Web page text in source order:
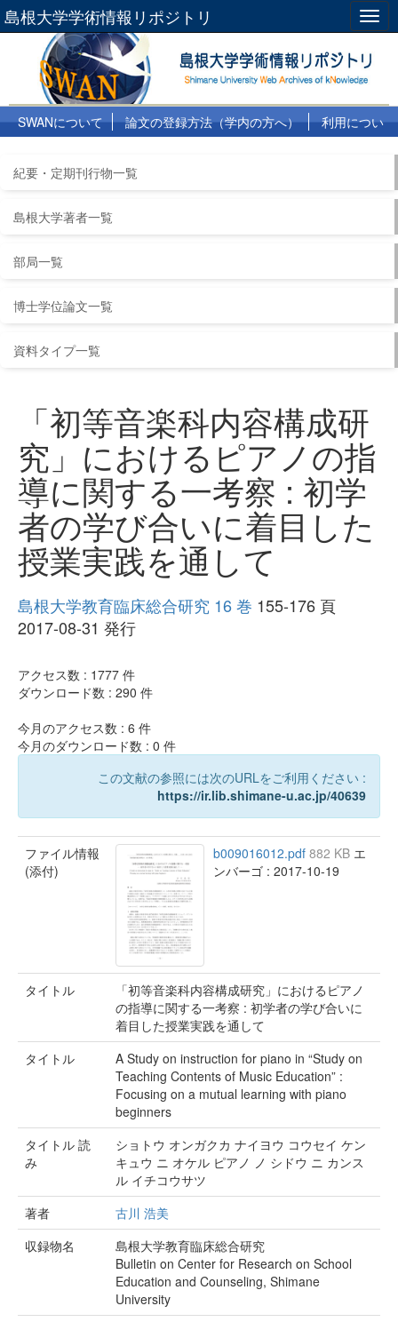
島根大学学術情報リポジトリ
SWANについて 論文の登録方法（学内の方へ）
利用につい
紀要・定期刊行物一覧
島根大学著者一覧
部局一覧
博士学位論文一覧
資料タイプ一覧
「初等音楽科内容構成研
究」におけるピアノの指
導に関する一考察 : 初学
者の学び合いに着目した
授業実践を通して
島根大学教育臨床総合研究 16 巻 155-176 頁
2017-08-31 発行
アクセス数 : 1777 件
ダウンロード数 : 290 件
今月のアクセス数 : 6 件
今月のダウンロード数 : 0 件
この文献の参照には次のURLをご利用ください :
https://ir.lib.shimane-u.ac.jp/40639
ファイル情報
(添付)
b009016012.pdf 882 KB エ
ンバーゴ : 2017-10-19
タイトル
「初等音楽科内容構成研究」におけるピアノ
の指導に関する一考察 : 初学者の学び合いに
着目した授業実践を通して
タイトル
A Study on instruction for piano in “Study on
Teaching Contents of Music Education” :
Focusing on a mutual learning with piano
beginners
タイトル 読
み
ショトウ オンガクカ ナイヨウ コウセイ ケン
キュウ ニ オケル ピアノ ノ シドウ ニ カンス
ル イチコウサツ
著者
古川 浩美
収録物名
島根大学教育臨床総合研究
Bulletin on Center for Research on School
Education and Counseling, Shimane
University